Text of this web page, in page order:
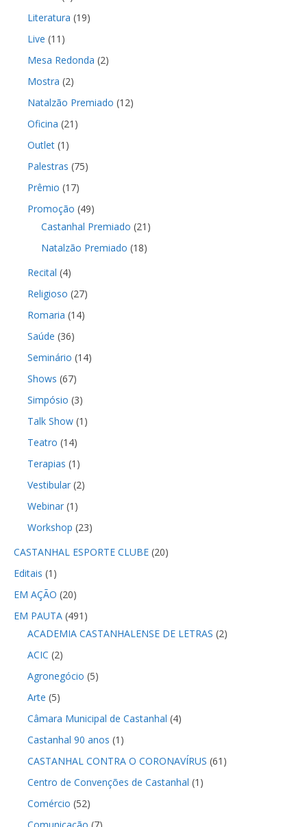
Literatura (19)
Live (11)
Mesa Redonda (2)
Mostra (2)
Natalzão Premiado (12)
Oficina (21)
Outlet(1)
Palestras (75)
Prêmio (17)
Promoção (49)
Castanhal Premiado (21)
Natalzão Premiado (18)
Recital (4)
Religioso (27)
Romaria (14)
Saúde (36)
Seminário (14)
Shows (67)
Simpósio (3)
Talk Show(1)
Teatro (14)
Terapias (1)
Vestibular(2)
Webinar(1)
Workshop (23)
CASTANHAL ESPORTE CLUBE(20)
Editais (1)
EM AÇÃO (20)
EM PAUTA(491)
ACADEMIA CASTANHALENSE DE LETRAS (2)
ACIC (2)
Agronegócio (5)
Arte (5)
Câmara Municipal de Castanhal (4)
Castanhal 90 anos (1)
CASTANHAL CONTRA O CORONAVÍRUS (61)
Centro de Convenções de Castanhal (1)
Comércio (52)